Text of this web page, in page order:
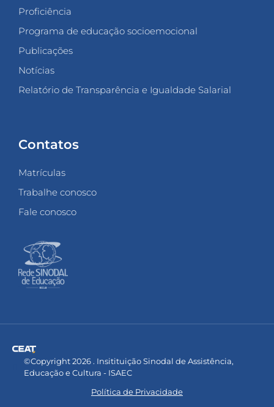
Proficiência
Programa de educação socioemocional
Publicações
Notícias
Relatório de Transparência e Igualdade Salarial
Contatos
Matrículas
Trabalhe conosco
Fale conosco
©Copyright 2026 . Insitituição Sinodal de Assistência,
Educação e Cultura - ISAEC
Política de Privacidade